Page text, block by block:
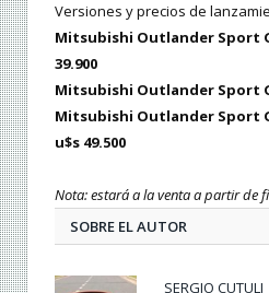
Versiones y precios de
Mitsubishi Outlander Sport
39.900
Mitsubishi Outlander Sport
Mitsubishi Outlander Sport
u$s 49.500
Nota: estará a la venta a partir de
SOBRE EL AUTOR
SERGIO CUTULI